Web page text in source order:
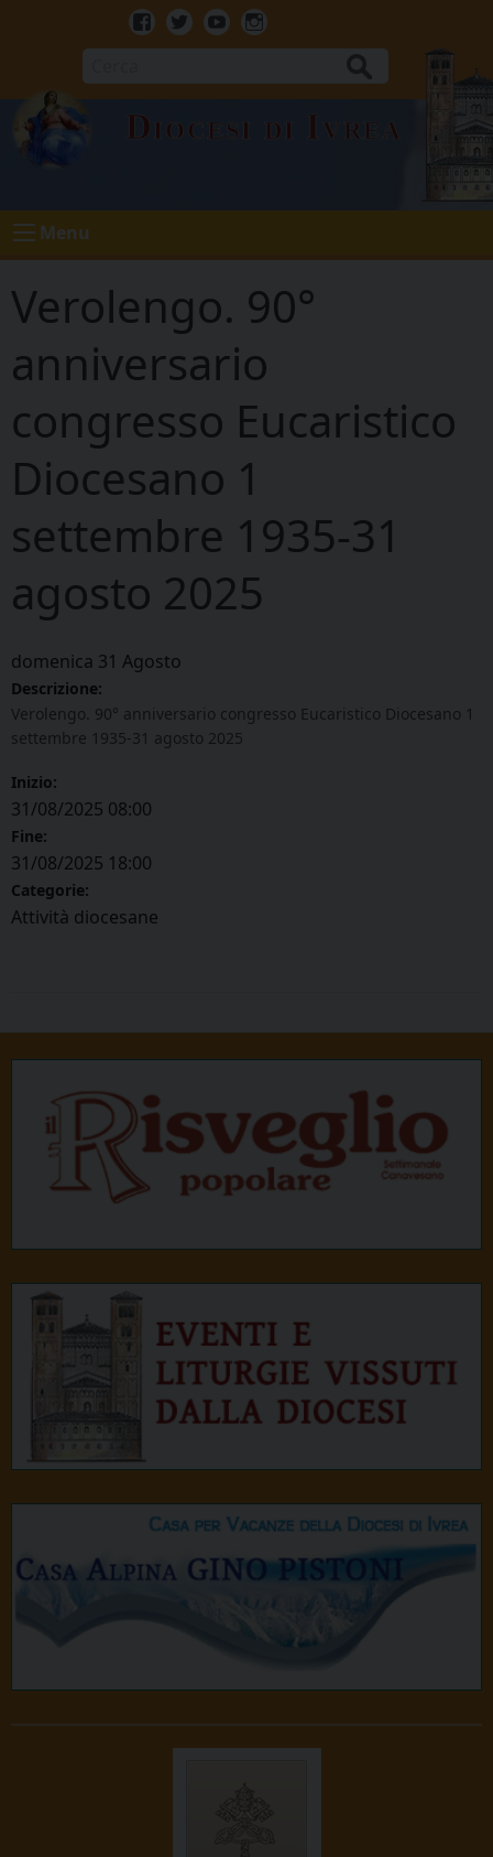
Facebook
TwitterYoutubeInstagram
Diocesi di Ivrea
Menu
Verolengo. 90°
anniversario
congresso Eucaristico
Diocesano 1
settembre 1935-31
agosto 2025
domenica 31 Agosto
Descrizione:
Verolengo. 90° anniversario congresso Eucaristico Diocesano 1
settembre 1935-31 agosto 2025
Inizio:
31/08/2025 08:00
Fine:
31/08/2025 18:00
Categorie:
Attività diocesane